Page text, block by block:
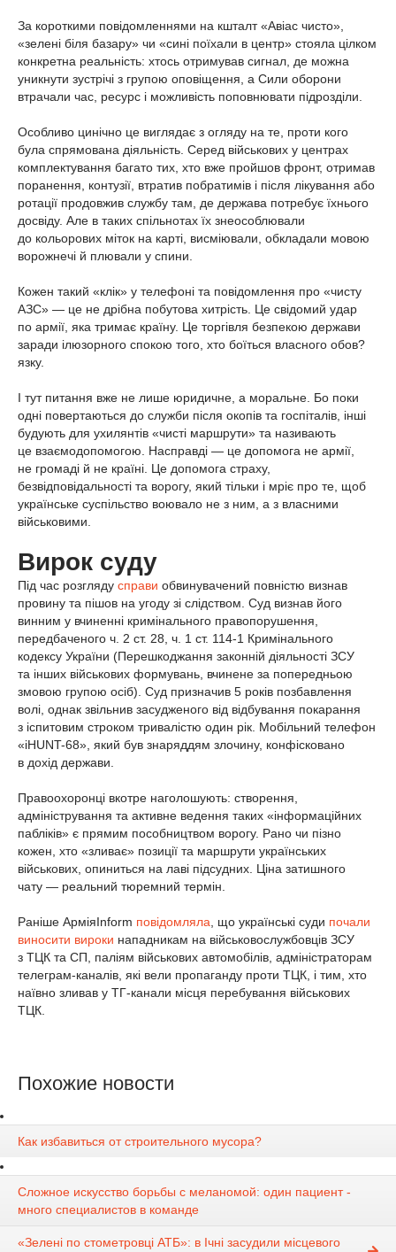
За короткими повідомленнями на кшталт «Авіас чисто»,
«зелені біля базару» чи «сині поїхали в центр» стояла цілком
конкретна реальність: хтось отримував сигнал, де можна
уникнути зустрічі з групою оповіщення, а Сили оборони
втрачали час, ресурс і можливість поповнювати підрозділи.
Особливо цинічно це виглядає з огляду на те, проти кого
була спрямована діяльність. Серед військових у центрах
комплектування багато тих, хто вже пройшов фронт, отримав
поранення, контузії, втратив побратимів і після лікування або
ротації продовжив службу там, де держава потребує їхнього
досвіду. Але в таких спільнотах їх знеособлювали
до кольорових міток на карті, висміювали, обкладали мовою
ворожнечі й плювали у спини.
Кожен такий «клік» у телефоні та повідомлення про «чисту
АЗС» — це не дрібна побутова хитрість. Це свідомий удар
по армії, яка тримає країну. Це торгівля безпекою держави
заради ілюзорного спокою того, хто боїться власного обов?
язку.
І тут питання вже не лише юридичне, а моральне. Бо поки
одні повертаються до служби після окопів та госпіталів, інші
будують для ухилянтів «чисті маршрути» та називають
це взаємодопомогою. Насправді — це допомога не армії,
не громаді й не країні. Це допомога страху,
безвідповідальності та ворогу, який тільки і мріє про те, щоб
українське суспільство воювало не з ним, а з власними
військовими.
Вирок суду
Під час розгляду справи обвинувачений повністю визнав
провину та пішов на угоду зі слідством. Суд визнав його
винним у вчиненні кримінального правопорушення,
передбаченого ч. 2 ст. 28, ч. 1 ст. 114-1 Кримінального
кодексу України (Перешкоджання законній діяльності ЗСУ
та інших військових формувань, вчинене за попередньою
змовою групою осіб). Суд призначив 5 років позбавлення
волі, однак звільнив засудженого від відбування покарання
з іспитовим строком тривалістю один рік. Мобільний телефон
«iHUNT-68», який був знаряддям злочину, конфісковано
в дохід держави.
Правоохоронці вкотре наголошують: створення,
адміністрування та активне ведення таких «інформаційних
пабліків» є прямим пособництвом ворогу. Рано чи пізно
кожен, хто «зливає» позиції та маршрути українських
військових, опиниться на лаві підсудних. Ціна затишного
чату — реальний тюремний термін.
Раніше АрміяInform повідомляла , що українські суди почали
виносити вироки нападникам на військовослужбовців ЗСУ
з ТЦК та СП, паліям військових автомобілів, адміністраторам
телеграм-каналів, які вели пропаганду проти ТЦК, і тим, хто
наївно зливав у ТГ-канали місця перебування військових
ТЦК.
Похожие новости
Как избавиться от строительного мусора?
Сложное искусство борьбы с меланомой: один пациент -
много специалистов в команде
«Зелені по стометровці АТБ»: в Ічні засудили місцевого